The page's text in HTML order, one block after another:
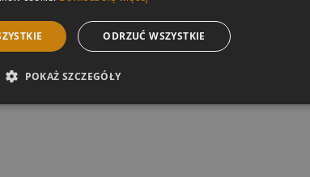
ODRZUĆ WSZYSTKIE
POKAŻ SZCZEGÓŁY